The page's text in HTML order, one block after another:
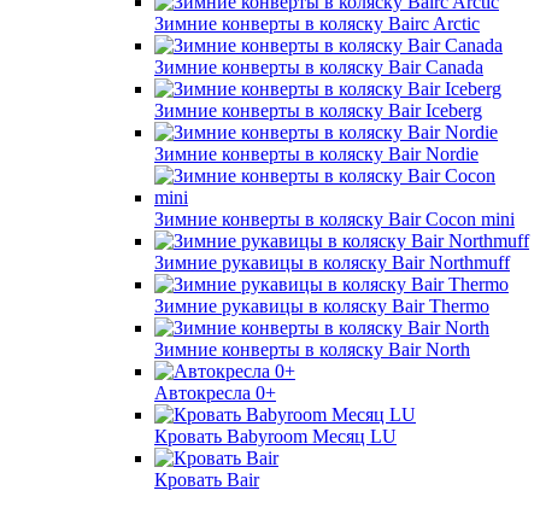
Зимние конверты в коляску Bairc Arctic
Зимние конверты в коляску Bair Canada
Зимние конверты в коляску Bair Iceberg
Зимние конверты в коляску Bair Nordie
Зимние конверты в коляску Bair Cocon mini
Зимние рукавицы в коляску Bair Northmuff
Зимние рукавицы в коляску Bair Thermo
Зимние конверты в коляску Bair North
Автокресла 0+
Кровать Babyroom Месяц LU
Кровать Bair